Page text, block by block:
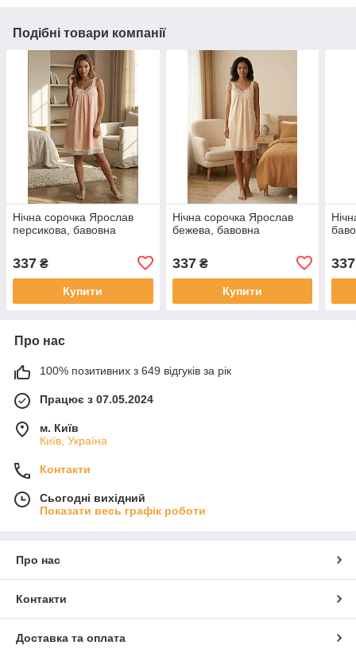
Подібні товари компанії
Нічна сорочка Ярослав
персикова, бавовна
337 ₴
Купити
Нічна сорочка Ярослав
бежева, бавовна
337₴
Купити
337
Про нас
100% позитивних з 649 відгуків за рік
Працює з 07.05.2024
м. Київ
Київ, Україна
Контакти
Сьогодні вихідний
Показати весь графік роботи
Про нас
Контакти
Доставка та оплата